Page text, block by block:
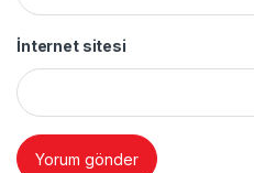
İnternet sitesi